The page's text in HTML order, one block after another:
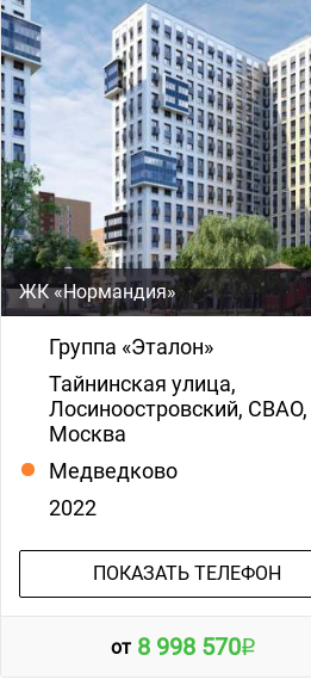
ЖК «Нормандия»
Группа «Эталон»
Тайнинская улица,
Лосиноостровский, СВАО,
Москва
Медведково
2022
ПОКАЗАТЬ ТЕЛЕФОН
от 8 998 570